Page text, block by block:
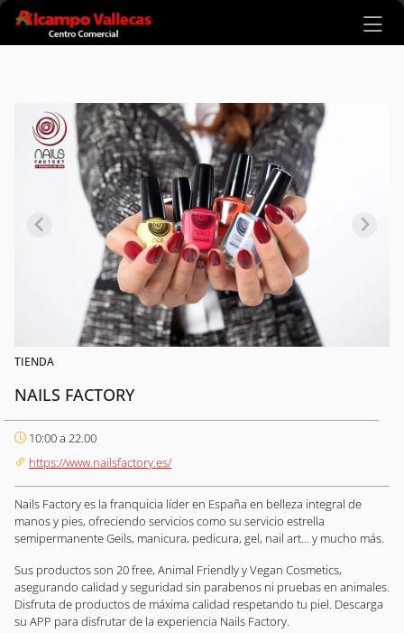
Ir al contenido principal
TIENDA
NAILS FACTORY
10:00 a 22.00
https://www.nailsfactory.es/
Nails Factory es la franquicia líder en España en belleza integral de
manos y pies, ofreciendo servicios como su servicio estrella
semipermanente Geils, manicura, pedicura, gel, nail art... y mucho más.
Sus productos son 20 free, Animal Friendly y Vegan Cosmetics,
asegurando calidad y seguridad sin parabenos ni pruebas en animales.
Disfruta de productos de máxima calidad respetando tu piel. Descarga
su APP para disfrutar de la experiencia Nails Factory.